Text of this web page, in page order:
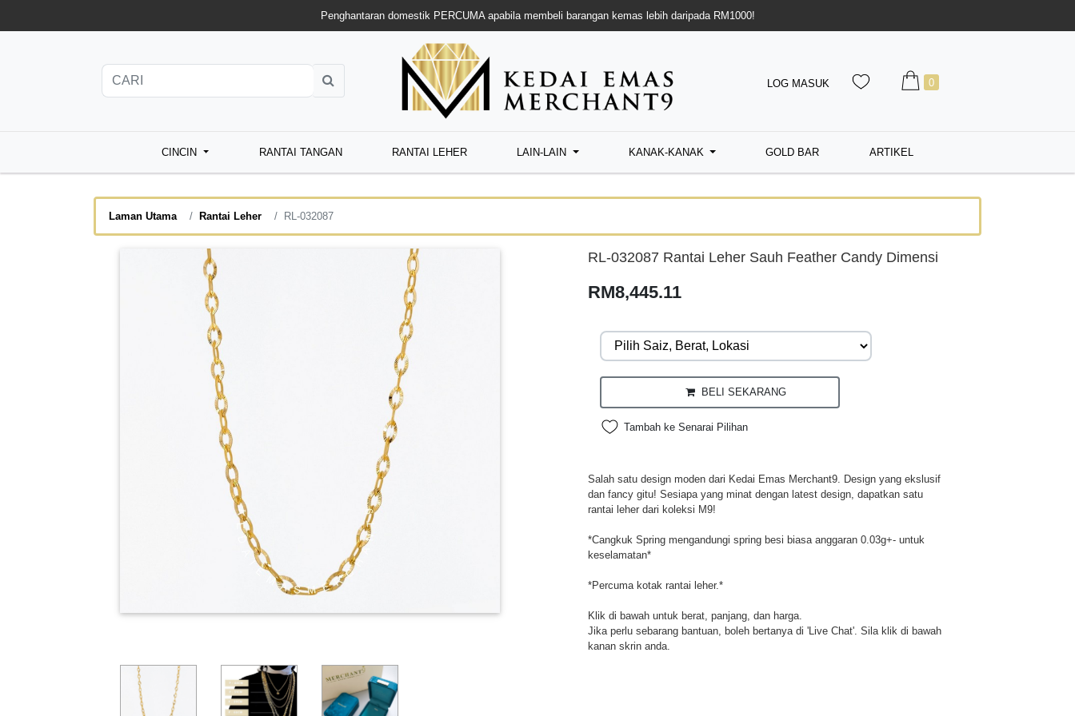
Penghantaran domestik PERCUMA apabila membeli barangan kemas lebih daripada RM1000!
LOG MASUK 0
CINCIN RANTAI TANGAN RANTAI LEHER LAIN-LAIN KANAK-KANAK GOLD BAR ARTIKEL
Laman Utama Rantai Leher RL-032087
RL-032087 Rantai Leher Sauh Feather Candy Dimensi
RM8,445.11
BELI SEKARANG
Tambah ke Senarai Pilihan
Salah satu design moden dari Kedai Emas Merchant9. Design yang ekslusif
dan fancy gitu! Sesiapa yang minat dengan latest design, dapatkan satu
rantai leher dari koleksi M9!
*Cangkuk Spring mengandungi spring besi biasa anggaran 0.03g+- untuk
keselamatan*
*Percuma kotak rantai leher.*
Klik di bawah untuk berat, panjang, dan harga.
Jika perlu sebarang bantuan, boleh bertanya di 'Live Chat'. Sila klik di bawah
kanan skrin anda.